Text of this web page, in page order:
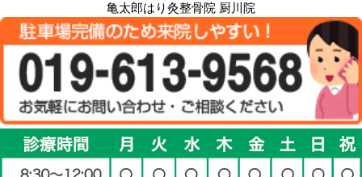
亀太郎はり灸整骨院 厨川院